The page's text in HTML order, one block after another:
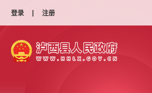
登录 | 注册